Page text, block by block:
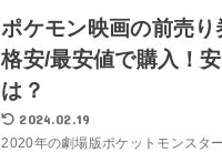
ポケモン映画の前売り
格安/最安値で購入！
は？
2024.02.19
2020年の劇場版ポケットモンスタ